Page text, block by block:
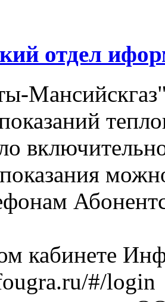
отдел
Мансийскгаз"
кабинете
#/login